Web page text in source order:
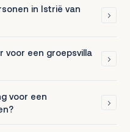
in Istrië van
voor een groepsvilla
voor een